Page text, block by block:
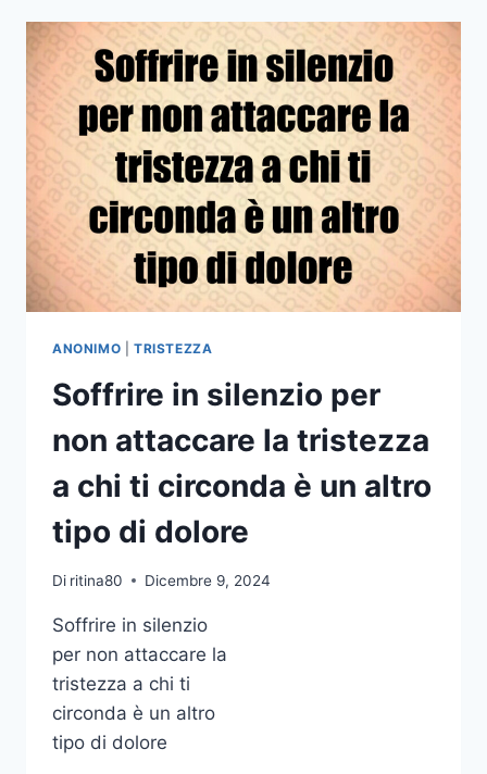
STRONZA
ERA
SOLO
STANCA
DI
FARE
A
BOTTE
CON
LA
VITA
CHARLES
ANONIMO TRISTEZZA
Soffrire in silenzio per
non attaccare la tristezza
a chi ti circonda è un altro
tipo di dolore
Di ritina80 Dicembre 9, 2024
Soffrire in silenzio
per non attaccare la
tristezza a chi ti
circonda è un altro
tipo di dolore